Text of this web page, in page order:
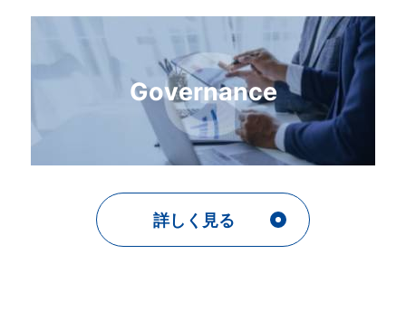
Governance
詳しく見る